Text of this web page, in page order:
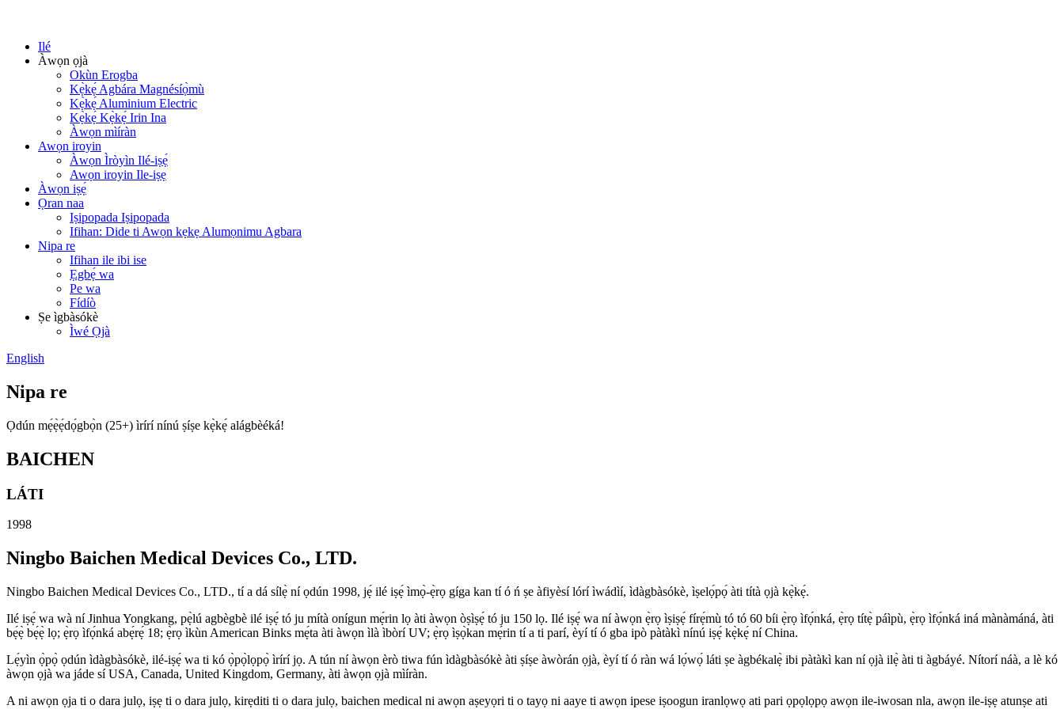
Ilé
Àwọn ọjà
Okùn Erogba
Kẹ̀kẹ́ Agbára Magnésíọ̀mù
Kẹ̀kẹ́ Aluminium Electric
Kẹ̀kẹ́ Kẹ̀kẹ́ Irin Ina
Àwọn mìíràn
Awọn iroyin
Àwọn Ìròyìn Ilé-iṣẹ́
Awọn iroyin Ile-iṣẹ
Àwọn iṣẹ́
Ọran naa
Iṣipopada Iṣipopada
Ifihan: Dide ti Awọn kẹkẹ Alumọnimu Agbara
Nipa re
Ifihan ile ibi ise
Ẹgbẹ́ wa
Pe wa
Fídíò
Ṣe ìgbàsókè
Ìwé Ọjà
English
Nipa re
Ọdún mẹ́ẹ̀ẹ́dọ́gbọ̀n (25+) ìrírí nínú ṣíṣe kẹ̀kẹ́ alágbèéká!
BAICHEN
LÁTI
1998
Ningbo Baichen Medical Devices Co., LTD.
Ningbo Baichen Medical Devices Co., LTD., tí a dá sílẹ̀ ní ọdún 1998, jẹ́ ilé iṣẹ́ ìmọ̀-ẹ̀rọ gíga kan tí ó ń ṣe àfiyèsí lórí ìwádìí, ìdàgbàsókè, ìṣelọ́pọ́ àti títà ọjà kẹ̀kẹ́.
Ilé iṣẹ́ wa wà ní Jinhua Yongkang, pẹ̀lú agbègbè ilé iṣẹ́ tó ju mítà onígun mẹ́rin lọ àti àwọn òṣìṣẹ́ tó ju 150 lọ. Ilé iṣẹ́ wa ní àwọn ẹ̀rọ ìṣiṣẹ́ fírẹ́mù tó tó 60 bíi ẹ̀rọ ìfọ́nká, ẹ̀rọ títẹ̀ páìpù, ẹ̀rọ ìfọ́nká iná mànàmáná, àti
bẹ́ẹ̀ bẹ́ẹ̀ lọ; ẹ̀rọ ìfọ́nká abẹ́rẹ́ 18; ẹ̀rọ ìkùn American Binks mẹ́ta àti àwọn ìlà ìbòrí UV; ẹ̀rọ ìṣọ̀kan mẹ́rin tí a ti parí, èyí tí ó gba ipò pàtàkì nínú iṣẹ́ kẹ̀kẹ́ ní China.
Lẹ́yìn ọ̀pọ̀ ọdún ìdàgbàsókè, ilé-iṣẹ́ wa ti kó ọ̀pọ̀lọpọ̀ ìrírí jọ. A tún ní àwọn èrò tiwa fún ìdàgbàsókè àti ṣíṣe àwòrán ọjà, èyí tí ó ràn wá lọ́wọ́ láti ṣe àgbékalẹ̀ ibi pàtàkì kan ní ọjà ilẹ̀ àti ti àgbáyé. Nítorí náà, a lè kó
àwọn ọjà wa jáde sí USA, Canada, United Kingdom, Germany, àti àwọn ọjà mìíràn.
A ni awọn ọja ti o dara julọ, iṣẹ ti o dara julọ, kirẹditi ti o dara julọ, baichen medical ni awọn aṣeyọri ti o tayọ ni aaye ti awọn ipese iṣoogun iranlọwọ ati pari ọpọlọpọ awọn ile-iwosan nla, awọn ile-iṣẹ atunṣe ati